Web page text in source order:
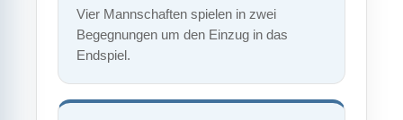
Vier Mannschaften spielen in zwei
Begegnungen um den Einzug in das
Endspiel.